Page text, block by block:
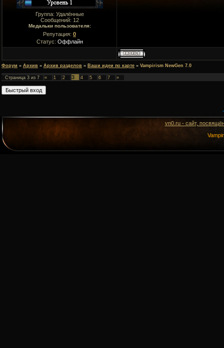
Группа: Удалённые
Сообщений: 12
Медальки пользователя:
Репутация: 0
Статус: Оффлайн
Форум » Архив » Архив разделов » Ваши идеи по карте » Vampirism NewGen 7.0
Страница 3 из 7 « 1 2 3 4 5 6 7 »
vn0.ru - сайт,